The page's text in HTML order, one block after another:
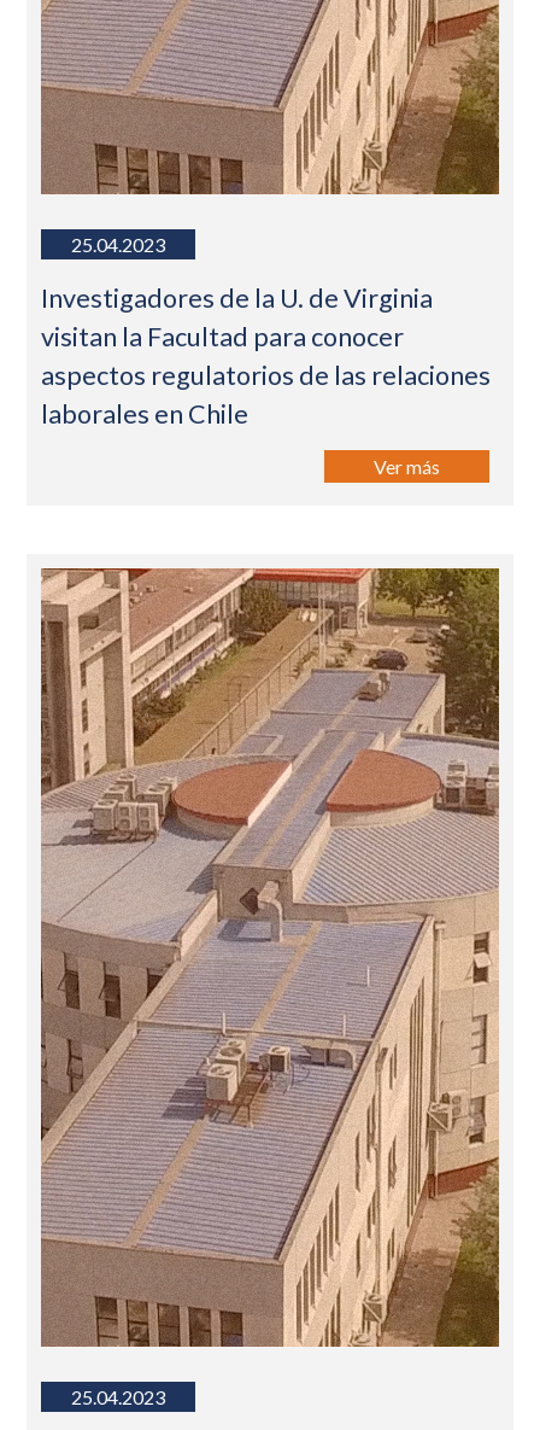
25.04.2023
Investigadores de la U. de Virginia
visitan la Facultad para conocer
aspectos regulatorios de las relaciones
laborales en Chile
Ver más
25.04.2023